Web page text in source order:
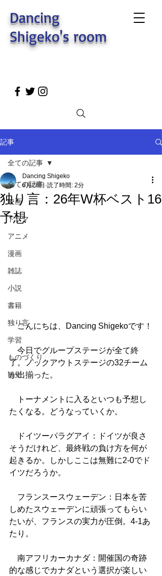
Dancing
Shigeko's room
記事
全ての記事
映画
ドラマ
アニメ
漫画
雑誌
小説
書籍
独り言
学習
ものづくり
観光
全ての記事
独り言：26年W杯ベスト16
予想
Dancing Shigeko
6月28日 読了時間: 2分
こんにちは、Dancing Shigekoです！
今日でグループステージが全て終
了。ノックアウトステージの32チーム
が出揃った。
トーナメントに入るといつも予想し
たくなる。どうなっていくか。
ドイツーパラグアイ：ドイツが良さ
そうだけれど、最終戦の負け方を何が
起きるか。しかしここは無難に2-0でド
イツだろうか。
フランスースウェーデン：日本を苦
しめたスウェーデンに頑張ってもらい
たいが、フランスの実力が圧倒。4-1あ
たり。
南アフリカーカナダ：開催国の奇跡
的な感じでカナダという選択が楽しい